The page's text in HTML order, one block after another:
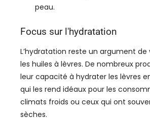
peau.
Focus sur l'hydratation
L’hydratation reste un argument
les huiles à lèvres. De nombreux
leur capacité à hydrater les lèvres
qui les rend idéaux pour les
climats froids ou ceux qui ont
sèches.